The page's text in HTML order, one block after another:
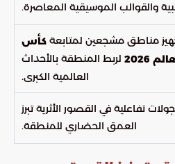
والقوالب الموسيقية المعاصرة.
مناطق مشجعين لمتابعة كأس
2026
لربط المنطقة بالأحداث
العالمية الكبرى.
جولات تفاعلية في القصور الأثرية تبرز
العمق الحضاري للمنطقة.